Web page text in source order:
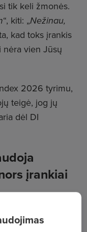
tik keli žmonės.
“, kiti: „Nežinau,
kad toks įrankis
nėra vien Jūsų
2026 tyrimu,
teigė, jog jų
dėl DI
įrankiai
pradės